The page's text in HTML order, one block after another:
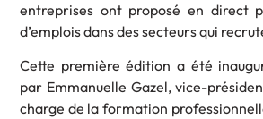
entreprises ont proposé en direct
d’emplois dans des secteurs qui
Cette première édition a été
par Emmanuelle Gazel, vice-
charge de la formation